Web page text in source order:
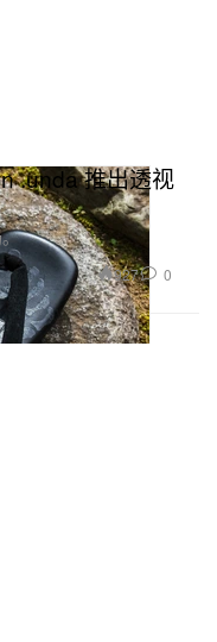
.unda 推出透视
927 0